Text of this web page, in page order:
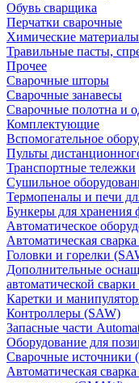
Обувь сварщика
Перчатки сварочные
Химические
Травильные пасты,
Прочее
Сварочные шторы
Сварочные занавесы
Сварочные полотна и
Комплектующие
Вспомогательное
Пульты
Транспортные тележки
Сушильное
Термопеналы и печи
Бункеры для хранения
Автоматическое
Автоматическая
Головки и горелки
Дополнительные
автоматической
Каретки и
Контроллеры (SAW)
Запасные части
Оборудование для
Сварочные источники
Автоматическая